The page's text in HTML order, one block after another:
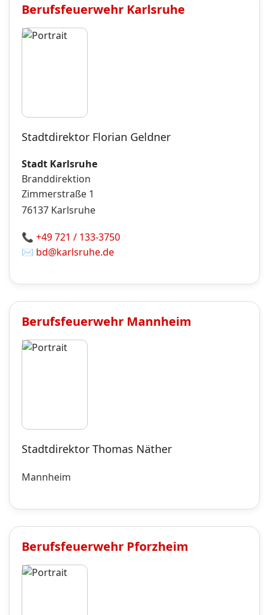
Berufsfeuerwehr Karlsruhe
Stadtdirektor Florian Geldner
Stadt Karlsruhe
Branddirektion
Zimmerstraße 1
76137 Karlsruhe
📞 +49 721 / 133-3750
✉️ bd@karlsruhe.de
Berufsfeuerwehr Mannheim
Stadtdirektor Thomas Näther
Mannheim
Berufsfeuerwehr Pforzheim